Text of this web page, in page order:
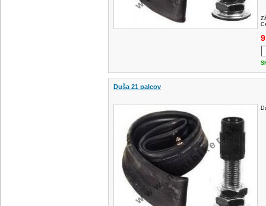
Duša 21 palcov